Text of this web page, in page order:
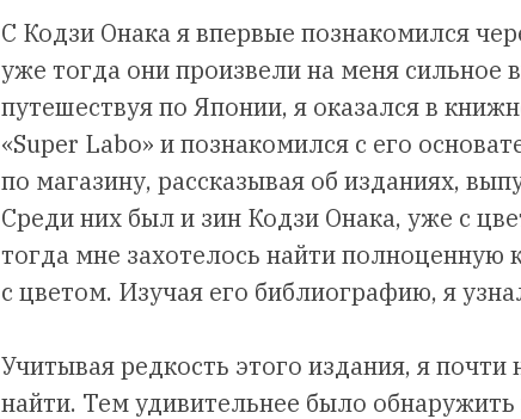
С Кодзи Онака я впервые познакомился
уже тогда они произвели на меня сильное
путешествуя по Японии, я оказался в
«Super Labo» и познакомился с его
по магазину, рассказывая об изданиях,
Среди них был и зин Кодзи Онака, уже с
тогда мне захотелось найти полноценную
с цветом. Изучая его библиографию, я
Учитывая редкость этого издания, я почти
найти. Тем удивительнее было